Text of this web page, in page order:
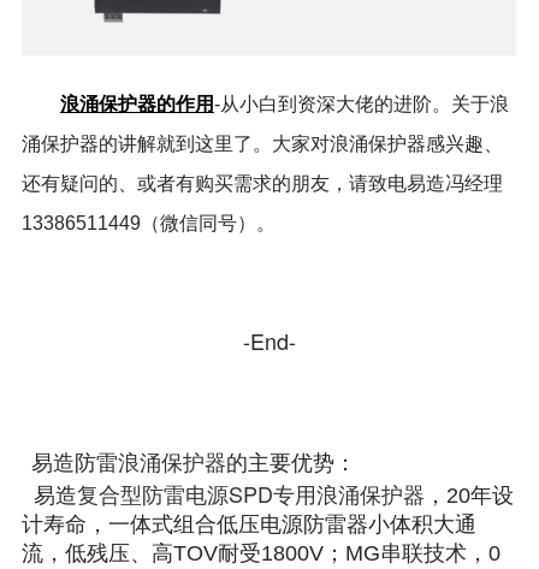
浪涌保护器的作用-从小白到资深大佬的进阶。关于浪
涌保护器的讲解就到这里了。大家对浪涌保护器感兴趣、
还有疑问的、或者有购买需求的朋友，请致电易造冯经理
13386511449（微信同号）。
-End-
易造防雷浪涌保护器的主要优势：
易造复合型防雷电源SPD专用浪涌保护器 ，20年设
计寿命，一体式组合低压电源防雷器小体积大通
流，低残压、高TOV耐受1800V；MG串联技术，0